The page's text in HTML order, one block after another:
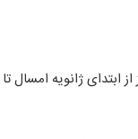
ابتدای ژانویه امسال تا